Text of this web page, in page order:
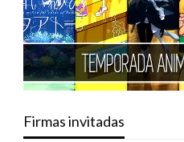
Firmas invitadas